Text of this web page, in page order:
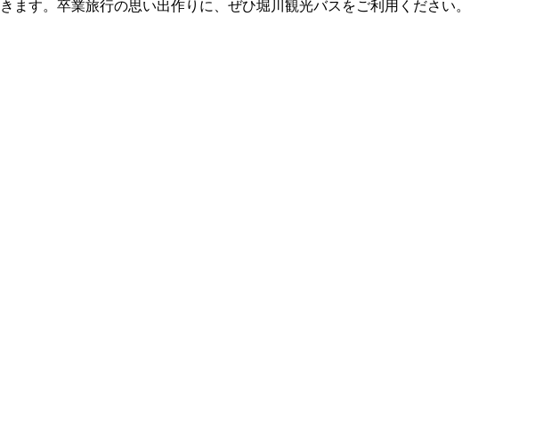
きます。卒業旅行の思い出作りに、ぜひ堀川観光バスをご利用ください。